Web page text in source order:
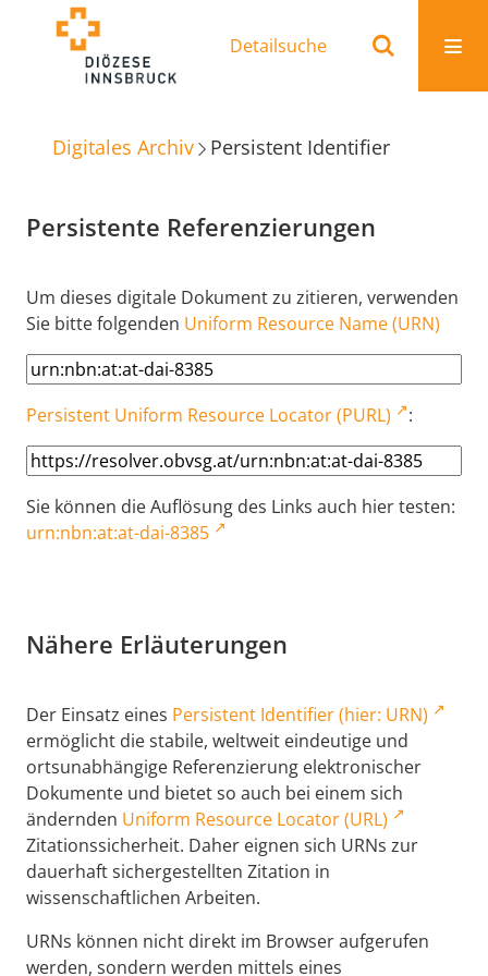
Detailsuche
Digitales Archiv Persistent Identifier
Persistente Referenzierungen
Um dieses digitale Dokument zu zitieren, verwenden
Sie bitte folgenden Uniform Resource Name (URN)
Persistent Uniform Resource Locator (PURL) :
Sie können die Auflösung des Links auch hier testen:
urn:nbn:at:at-dai-8385
Nähere Erläuterungen
Der Einsatz eines Persistent Identifier (hier: URN)
ermöglicht die stabile, weltweit eindeutige und
ortsunabhängige Referenzierung elektronischer
Dokumente und bietet so auch bei einem sich
ändernden Uniform Resource Locator (URL)
Zitationssicherheit. Daher eignen sich URNs zur
dauerhaft sichergestellten Zitation in
wissenschaftlichen Arbeiten.
URNs können nicht direkt im Browser aufgerufen
werden, sondern werden mittels eines